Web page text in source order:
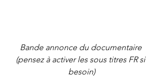
Bande annonce du documentaire
(pensez à activer les sous titres FR si
besoin)